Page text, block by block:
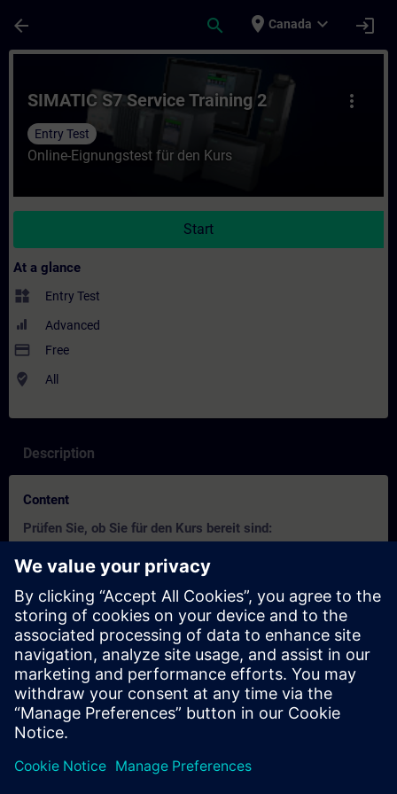
arrow_back search place Canada expand_more login
Course - SIMATIC S7 Service Training 2
more_vert
SIMATIC S7 Service Training 2
Entry Test
Online-Eignungstest für den Kurs
Start
At a glance
widgets Entry Test
Advanced
payment Free
where_to_vote All
Description
Content
Prüfen Sie, ob Sie für den Kurs bereit sind:
Mit diesem Test können Sie herausfinden, ob Sie über die
erforderlichen Grundkenntnisse verfügen.
Der Test besteht aus 20 Fragen.
Es gibt
kein Zeitlimit
Wenn Siemehr als 70% der Fragen richtig beantworten,
sind Sie bereit für den Kurs.
Wenn Sieweniger als 70% erreichen, empfehlen wir Ihnen
die Teilnahme am KursSIMATIC S7-300/400
Serviceausbildung 1, um Ihre Grundlagen zu vertiefen.